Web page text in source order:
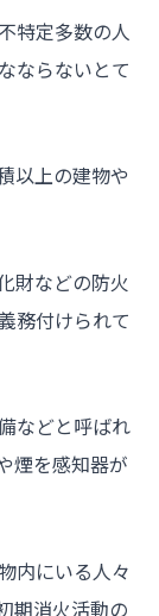
ツビ
特定多数の人
ならないとて
以上の建物や
財などの防火
務付けられて
などと呼ばれ
煙を感知器が
内にいる人々
期消火活動の